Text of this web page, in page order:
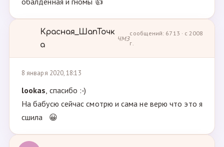
Красная_ШапТочк
а
ЧМЗ
сообщений: 6713 · с 2008
г.
8 января 2020, 18:13
lookas, спасибо :-)
На бабусю сейчас смотрю и сама не верю что это я
сшила 😀